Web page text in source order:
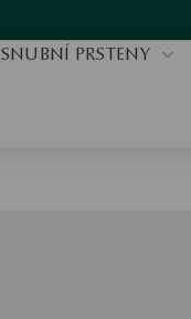
SNUBNÍ PRSTENY